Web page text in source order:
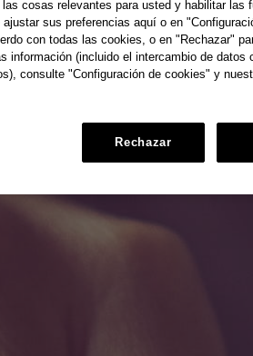
cosas relevantes para usted y habilitar las
sus preferencias aquí o en
con todas las cookies, o en "Rechazar"
información (incluido el intercambio de datos
consulte "Configuración de cookies" y
Rechazar